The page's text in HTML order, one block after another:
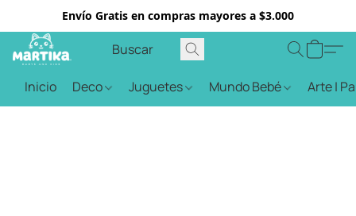
Envío Gratis en compras mayores a $3.000
Inicio Deco Juguetes Mundo Bebé Arte |